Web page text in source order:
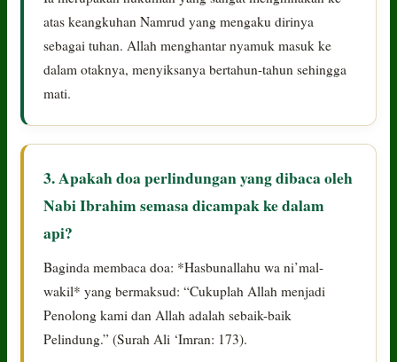
atas keangkuhan Namrud yang mengaku dirinya
sebagai tuhan. Allah menghantar nyamuk masuk ke
dalam otaknya, menyiksanya bertahun-tahun sehingga
mati.
3. Apakah doa perlindungan yang dibaca oleh
Nabi Ibrahim semasa dicampak ke dalam
api?
Baginda membaca doa: *Hasbunallahu wa ni’mal-
wakil* yang bermaksud: “Cukuplah Allah menjadi
Penolong kami dan Allah adalah sebaik-baik
Pelindung.” (Surah Ali ‘Imran: 173).